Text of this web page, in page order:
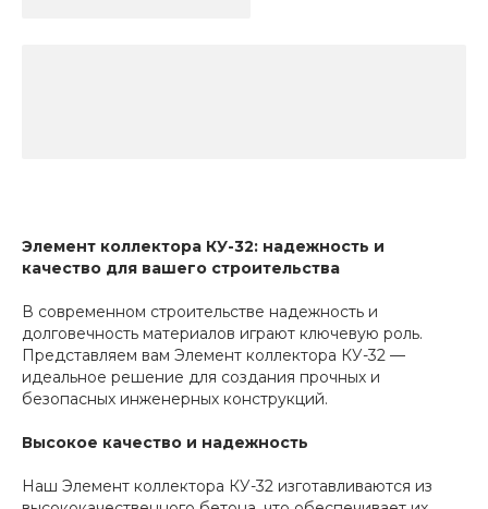
Элемент коллектора КУ-32: надежность и
качество для вашего строительства
В современном строительстве надежность и
долговечность материалов играют ключевую роль.
Представляем вам Элемент коллектора КУ-32 —
идеальное решение для создания прочных и
безопасных инженерных конструкций.
Высокое качество и надежность
Наш Элемент коллектора КУ-32 изготавливаются из